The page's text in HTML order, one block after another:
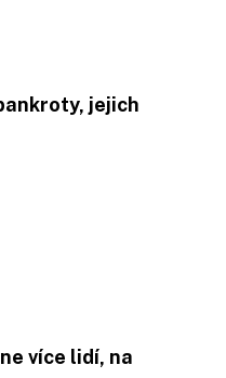
jejich
více lidí, na